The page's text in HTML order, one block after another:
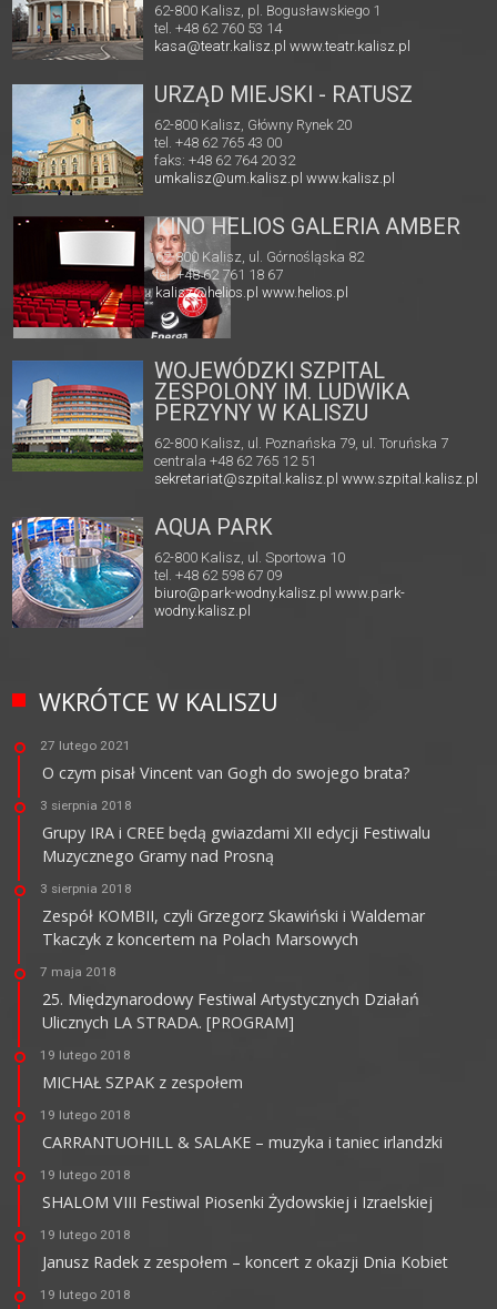
62-800 Kalisz, pl. Bogusławskiego 1
tel. +48 62 760 53 14
kasa@teatr.kalisz.pl www.teatr.kalisz.pl
URZĄD MIEJSKI - RATUSZ
62-800 Kalisz, Główny Rynek 20
tel. +48 62 765 43 00
faks: +48 62 764 20 32
umkalisz@um.kalisz.plwww.kalisz.pl
KINO HELIOS GALERIA AMBER
62-800 Kalisz, ul. Górnośląska 82
tel. +48 62 761 18 67
kalisz@helios.pl www.helios.pl
WOJEWÓDZKI SZPITAL
ZESPOLONY IM. LUDWIKA
PERZYNY W KALISZU
62-800 Kalisz, ul. Poznańska 79, ul. Toruńska 7
centrala +48 62 765 12 51
sekretariat@szpital.kalisz.pl www.szpital.kalisz.pl
AQUA PARK
62-800 Kalisz, ul. Sportowa 10
tel. +48 62 598 67 09
biuro@park-wodny.kalisz.pl www.park-
wodny.kalisz.pl
WKRÓTCE W KALISZU
27 lutego 2021
O czym pisał Vincent van Gogh do swojego brata?
3 sierpnia 2018
Grupy IRA i CREE będą gwiazdami XII edycji Festiwalu
Muzycznego Gramy nad Prosną
3 sierpnia 2018
Zespół KOMBII, czyli Grzegorz Skawiński i Waldemar
Tkaczyk z koncertem na Polach Marsowych
7 maja 2018
25. Międzynarodowy Festiwal Artystycznych Działań
Ulicznych LA STRADA. [PROGRAM]
19 lutego 2018
MICHAŁ SZPAK z zespołem
19 lutego 2018
CARRANTUOHILL & SALAKE – muzyka i taniec irlandzki
19 lutego 2018
SHALOM VIII Festiwal Piosenki Żydowskiej i Izraelskiej
19 lutego 2018
Janusz Radek z zespołem – koncert z okazji Dnia Kobiet
19 lutego 2018